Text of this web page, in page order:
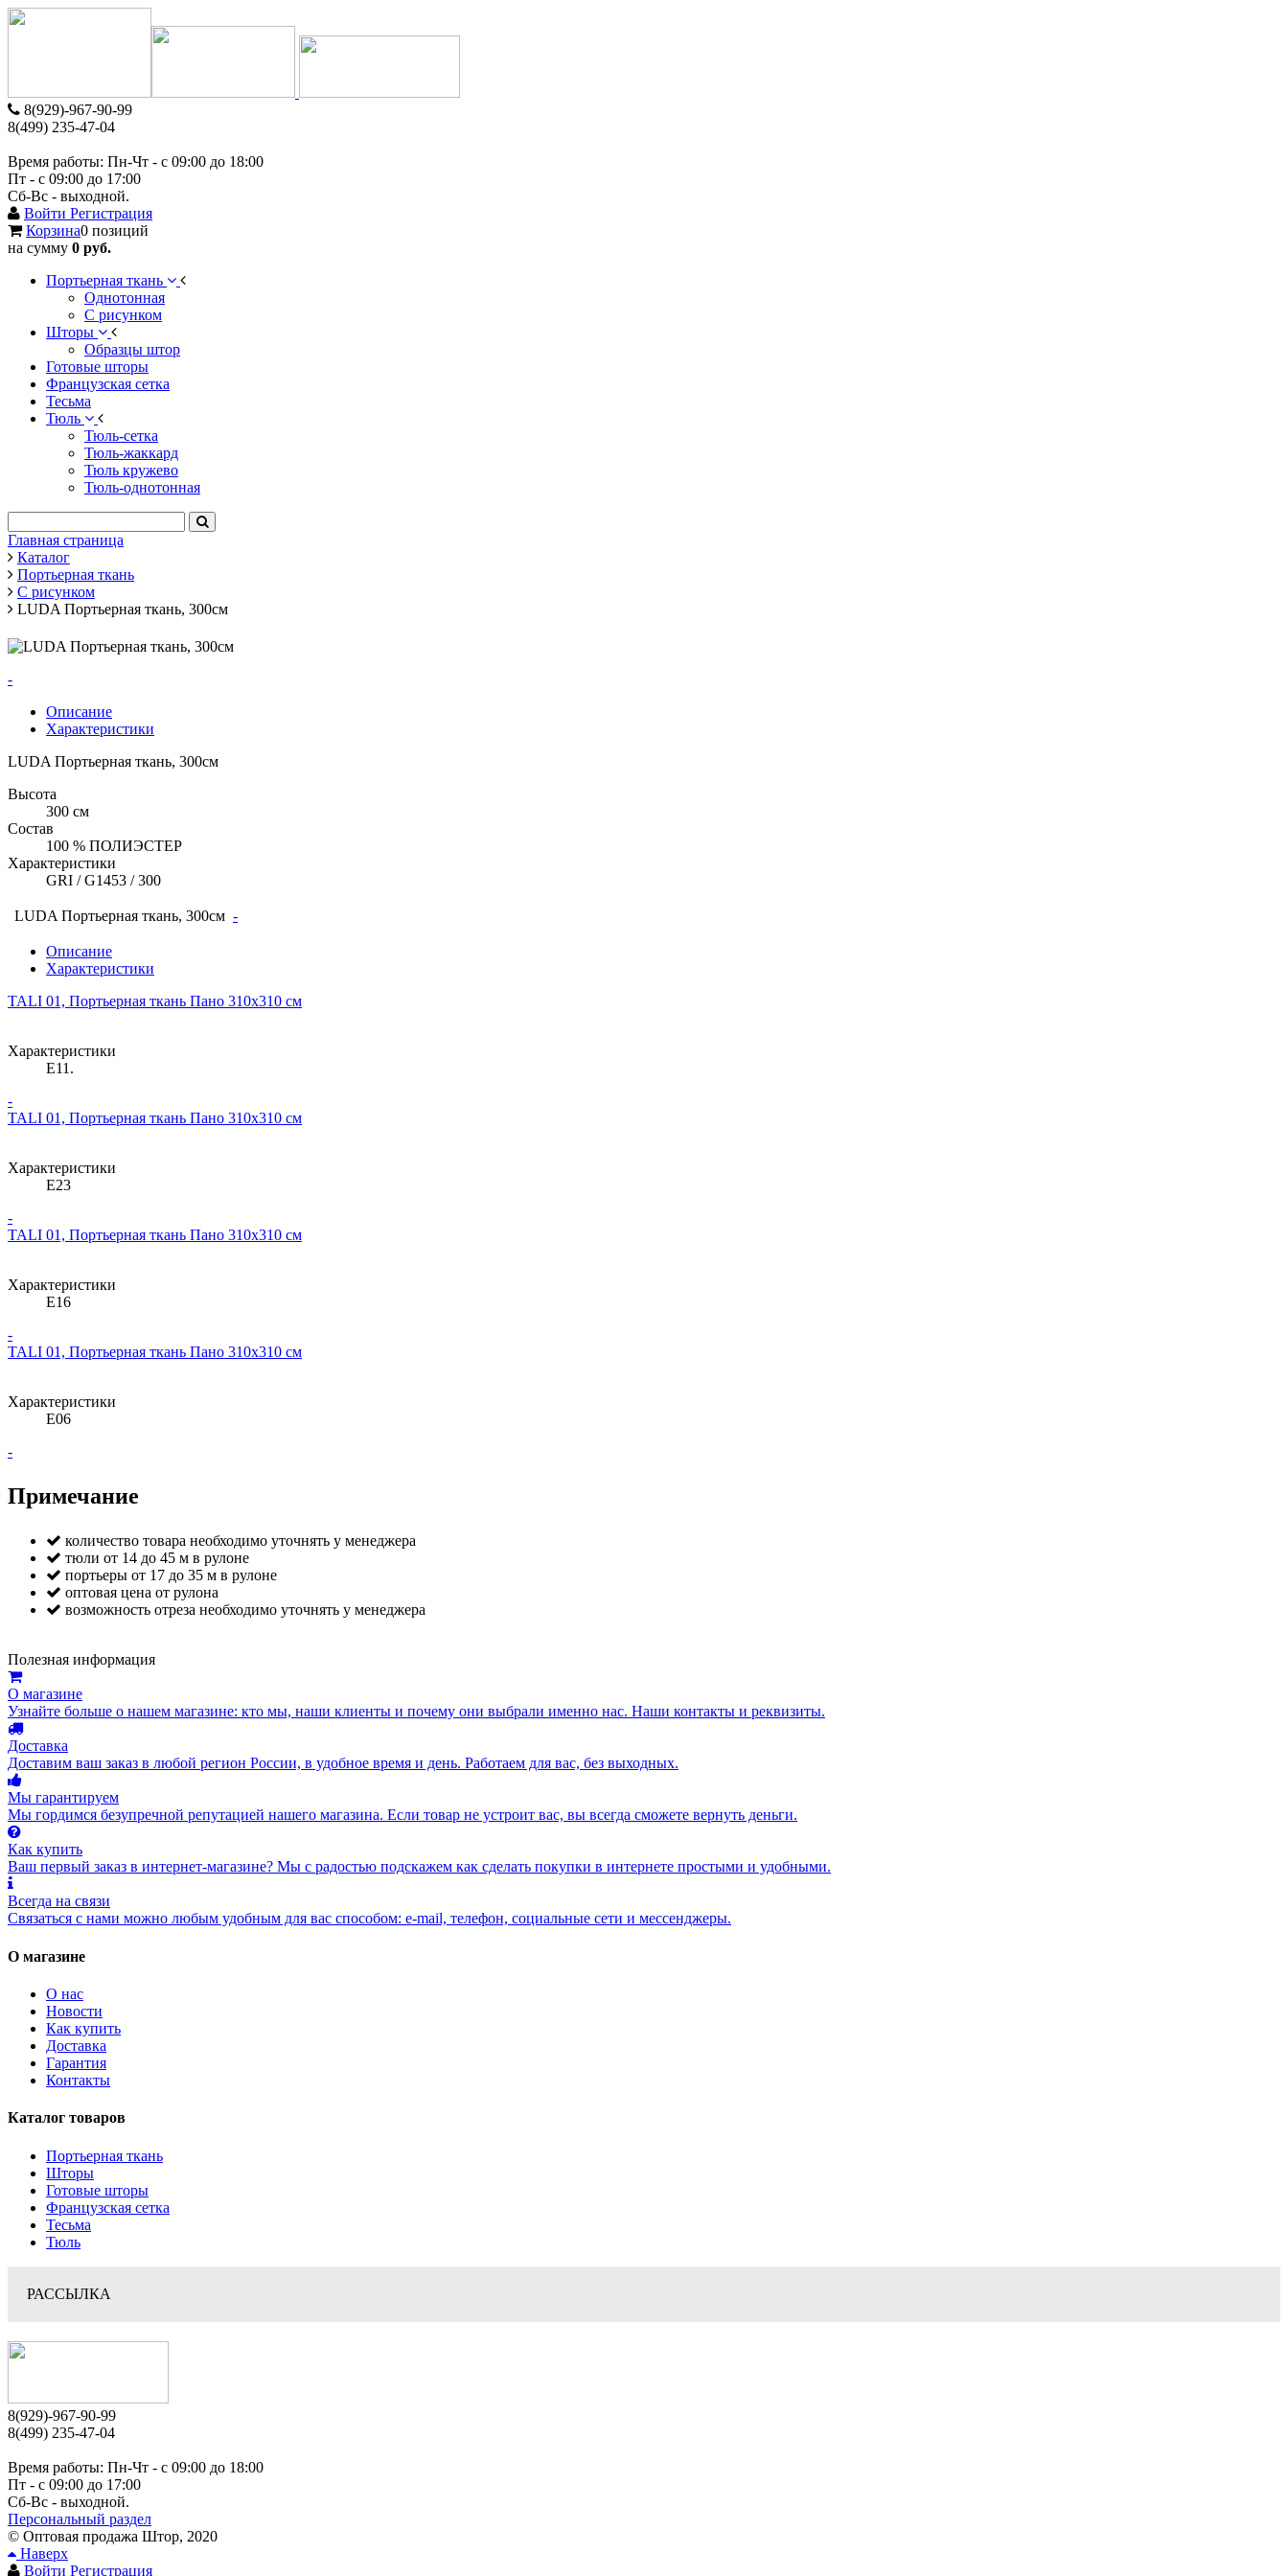
8(929)-967-90-99
8(499) 235-47-04
Время работы: Пн-Чт - c 09:00 до 18:00
Пт - с 09:00 до 17:00
Сб-Вс - выходной.
Войти Регистрация
Корзина0 позиций
на сумму 0 руб.
Портьерная ткань
Однотонная
С рисунком
Шторы
Образцы штор
Готовые шторы
Французская сетка
Тесьма
Тюль
Тюль-сетка
Тюль-жаккард
Тюль кружево
Тюль-однотонная
Главная страница
Каталог
Портьерная ткань
С рисунком
LUDA Портьерная ткань, 300см
-
Описание
Характеристики
LUDA Портьерная ткань, 300см
Высота
300 см
Состав
100 % ПОЛИЭСТЕР
Характеристики
GRI / G1453 / 300
LUDA Портьерная ткань, 300см -
Описание
Характеристики
TALI 01, Портьерная ткань Пано 310х310 см
Характеристики
E11.
-
TALI 01, Портьерная ткань Пано 310х310 см
Характеристики
E23
-
TALI 01, Портьерная ткань Пано 310х310 см
Характеристики
E16
-
TALI 01, Портьерная ткань Пано 310х310 см
Характеристики
E06
-
Примечание
количество товара необходимо уточнять у менеджера
тюли от 14 до 45 м в рулоне
портьеры от 17 до 35 м в рулоне
оптовая цена от рулона
возможность отреза необходимо уточнять у менеджера
Полезная информация
О магазине
Узнайте больше о нашем магазине: кто мы, наши клиенты и почему они выбрали именно нас. Наши контакты и реквизиты.
Доставка
Доставим ваш заказ в любой регион России, в удобное время и день. Работаем для вас, без выходных.
Мы гарантируем
Мы гордимся безупречной репутацией нашего магазина. Если товар не устроит вас, вы всегда сможете вернуть деньги.
Как купить
Ваш первый заказ в интернет-магазине? Мы с радостью подскажем как сделать покупки в интернете простыми и удобными.
Всегда на связи
Связаться с нами можно любым удобным для вас способом: e-mail, телефон, социальные сети и мессенджеры.
О магазине
О нас
Новости
Как купить
Доставка
Гарантия
Контакты
Каталог товаров
Портьерная ткань
Шторы
Готовые шторы
Французская сетка
Тесьма
Тюль
РАССЫЛКА
8(929)-967-90-99
8(499) 235-47-04
Время работы: Пн-Чт - c 09:00 до 18:00
Пт - с 09:00 до 17:00
Сб-Вс - выходной.
Персональный раздел
© Оптовая продажа Штор, 2020
Наверх
Войти Регистрация